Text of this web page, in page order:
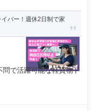
バー！週休2日制で家
で活躍可能な軽貨物ド